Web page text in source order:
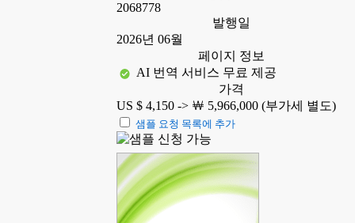
2068778
발행일
2026년 06월
페이지 정보
AI 번역 서비스 무료 제공
가격
US $ 4,150 -> ￦ 5,966,000 (부가세 별도)
샘플 요청 목록에 추가